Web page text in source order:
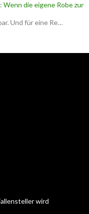
Wenn die eigene Robe zur
Und für eine Re…
wird